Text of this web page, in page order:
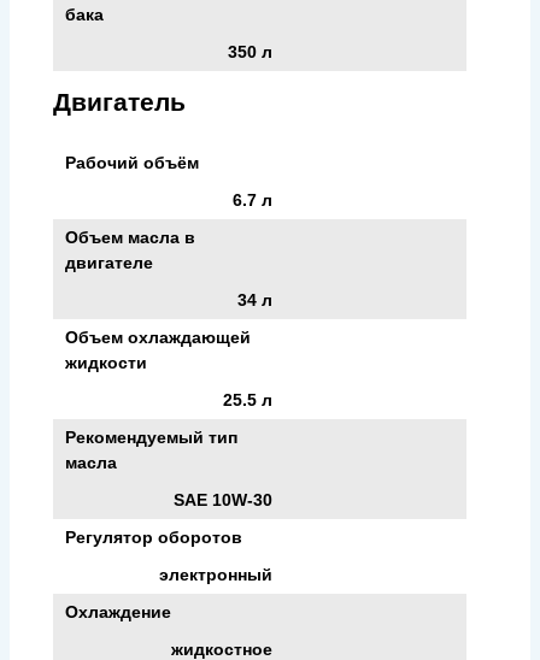
бака
350 л
Двигатель
Рабочий объём
6.7 л
Объем масла в
двигателе
34 л
Объем охлаждающей
жидкости
25.5 л
Рекомендуемый тип
масла
SAE 10W-30
Регулятор оборотов
электронный
Охлаждение
жидкостное